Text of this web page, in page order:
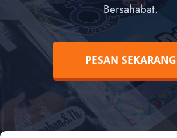
Bersahabat.
PESAN SEKARANG